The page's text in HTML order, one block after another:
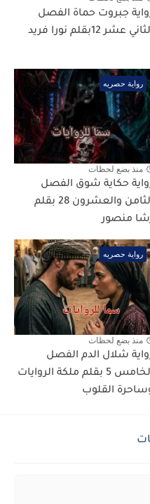
جبروت حماة الفصل
عشر 12بقلم نورا فريد
رواية حصريه
منذ بضع لحظات
حكاية شوق الفصل
الثامن والعشرون 28 بقلم
منصور
رواية حصريه
منذ بضع لحظات
شلال الدم الفصل
الخامس 5 بقلم ملكة الروايات
القلوب